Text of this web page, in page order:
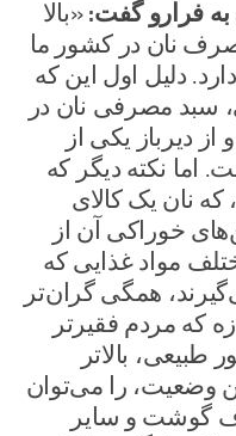
فرارو گفت: «بالا
نان در کشور ما
دلیل اول این که
سبد مصرفی نان در
و از دیرباز یکی از
اما نکته دیگر که
که نان یک کالای
خوراکی آن از
مواد غذایی که
همگی گران‌تر
که مردم فقیرتر
بالاتر
وضعیت، را می‌توان
گوشت و سایر